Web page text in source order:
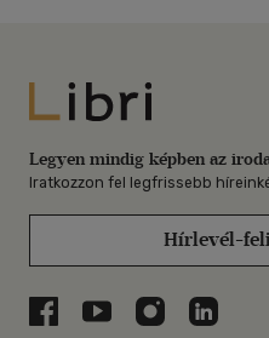
Libri
Legyen mindig képben az
Iratkozzon fel legfrissebb
Hírlevél-
Libri a Facebookon
Libri a Youtube-on
Libri azLibri